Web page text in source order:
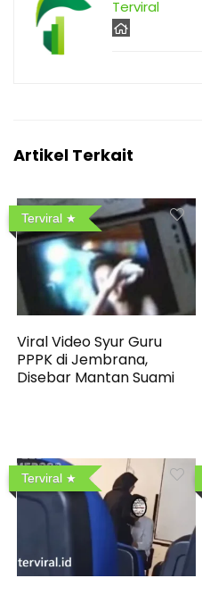
Terviral
Artikel Terkait
Terviral
Viral Video Syur Guru
PPPK di Jembrana,
Disebar Mantan Suami
Terviral